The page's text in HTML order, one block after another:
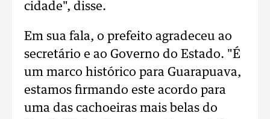
cidade", disse.
Em sua fala, o prefeito agradeceu ao
secretário e ao Governo do Estado. "É
um marco histórico para Guarapuava,
estamos firmando este acordo para
uma das cachoeiras mais belas do